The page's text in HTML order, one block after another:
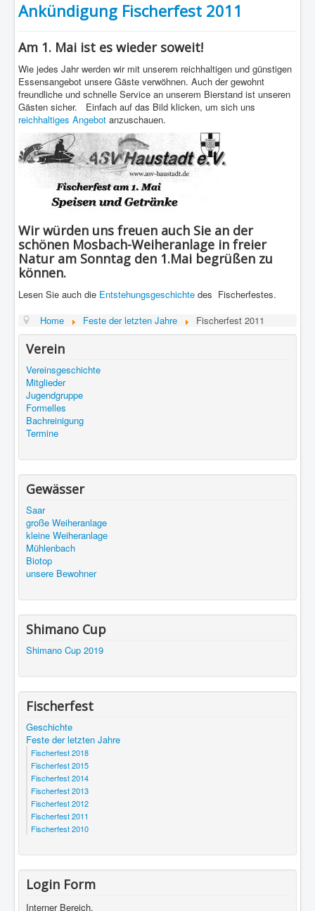
Ankündigung Fischerfest 2011
Am 1. Mai ist es wieder soweit!
Wie jedes Jahr werden wir mit unserem reichhaltigen und günstigen
Essensangebot unsere Gäste verwöhnen. Auch der gewohnt
freundliche und schnelle Service an unserem Bierstand ist unseren
Gästen sicher. Einfach auf das Bild klicken, um sich uns
reichhaltiges Angebot anzuschauen.
Wir würden uns freuen auch Sie an der
schönen Mosbach-Weiheranlage in freier
Natur am Sonntag den 1.Mai begrüßen zu
können.
Lesen Sie auch die Entstehungsgeschichte des Fischerfestes.
Home
Feste der letzten Jahre Fischerfest 2011
Verein
Vereinsgeschichte
Mitglieder
Jugendgruppe
Formelles
Bachreinigung
Termine
Gewässer
Saar
große Weiheranlage
kleine Weiheranlage
Mühlenbach
Biotop
unsere Bewohner
Shimano Cup
Shimano Cup 2019
Fischerfest
Geschichte
Feste der letzten Jahre
Fischerfest 2018
Fischerfest 2015
Fischerfest 2014
Fischerfest 2013
Fischerfest 2012
Fischerfest 2011
Fischerfest 2010
Login Form
Interner Bereich.